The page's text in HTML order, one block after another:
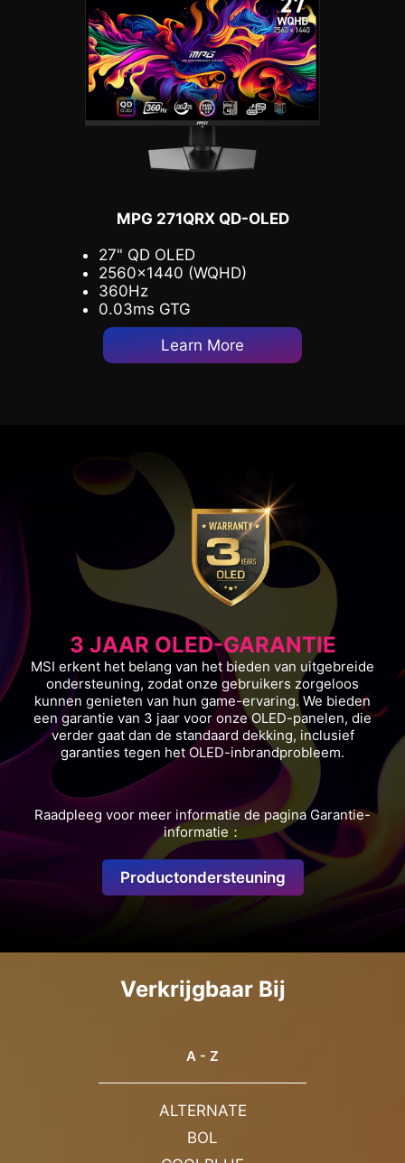
MPG 271QRX QD-OLED
27" QD OLED
2560x1440 (WQHD)
360Hz
0.03ms GTG
Learn More
3 JAAR OLED-GARANTIE
MSI erkent het belang van het bieden van uitgebreide
ondersteuning, zodat onze gebruikers zorgeloos
kunnen genieten van hun game-ervaring. We bieden
een garantie van 3 jaar voor onze OLED-panelen, die
verder gaat dan de standaard dekking, inclusief
garanties tegen het OLED-inbrandprobleem.
Raadpleeg voor meer informatie de pagina Garantie-
informatie：
Productondersteuning
Verkrijgbaar Bij
A - Z
ALTERNATE
BOL